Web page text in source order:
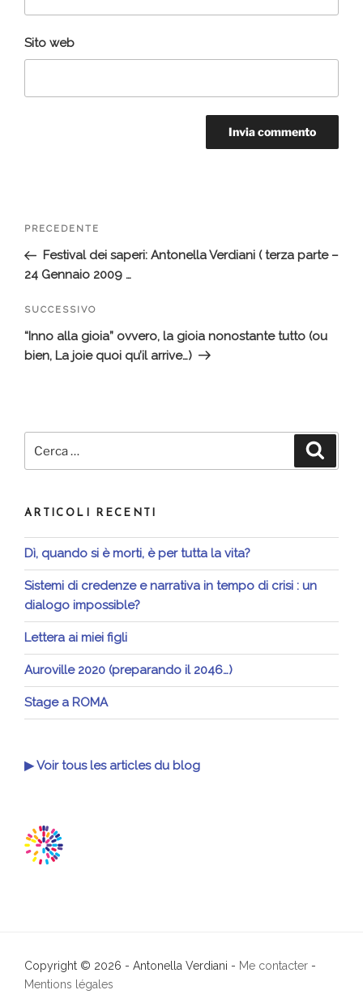
Sito web
Navigazione
Articolo
precedente:
PRECEDENTE
Festival dei saperi: Antonella Verdiani ( terza parte –
24 Gennaio 2009 …
Articolo
successivo
SUCCESSIVO
“Inno alla gioia” ovvero, la gioia nonostante tutto (ou
bien, La joie quoi qu’il arrive…)
ARTICOLI RECENTI
Dì, quando si è morti, è per tutta la vita?
Sistemi di credenze e narrativa in tempo di crisi : un
dialogo impossible?
Lettera ai miei figli
Auroville 2020 (preparando il 2046…)
Stage a ROMA
▶ Voir tous les articles du blog
Copyright © 2026 - Antonella Verdiani - Me contacter -
Mentions légales